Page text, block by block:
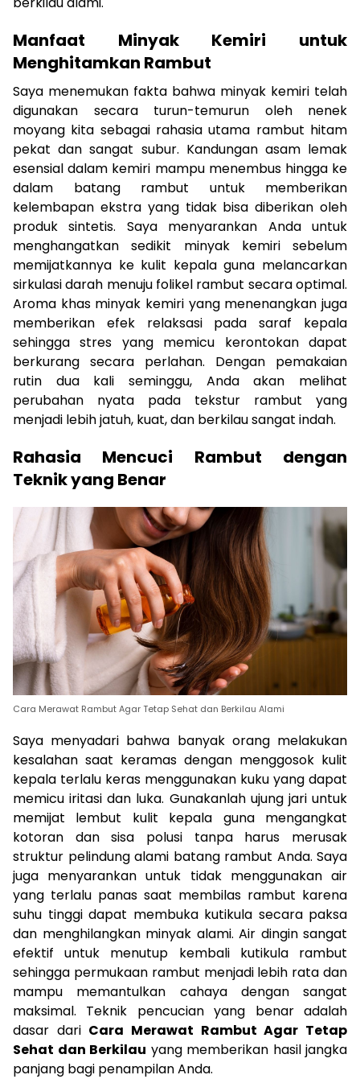
Manfaat Minyak Kemiri untuk
Menghitamkan Rambut
Saya menemukan fakta bahwa minyak kemiri telah
digunakan secara turun-temurun oleh nenek
moyang kita sebagai rahasia utama rambut hitam
pekat dan sangat subur. Kandungan asam lemak
esensial dalam kemiri mampu menembus hingga ke
dalam batang rambut untuk memberikan
kelembapan ekstra yang tidak bisa diberikan oleh
produk sintetis. Saya menyarankan Anda untuk
menghangatkan sedikit minyak kemiri sebelum
memijatkannya ke kulit kepala guna melancarkan
sirkulasi darah menuju folikel rambut secara optimal.
Aroma khas minyak kemiri yang menenangkan juga
memberikan efek relaksasi pada saraf kepala
sehingga stres yang memicu kerontokan dapat
berkurang secara perlahan. Dengan pemakaian
rutin dua kali seminggu, Anda akan melihat
perubahan nyata pada tekstur rambut yang
menjadi lebih jatuh, kuat, dan berkilau sangat indah.
Rahasia Mencuci Rambut dengan
Teknik yang Benar
Cara Merawat Rambut Agar Tetap Sehat dan Berkilau Alami
Saya menyadari bahwa banyak orang melakukan
kesalahan saat keramas dengan menggosok kulit
kepala terlalu keras menggunakan kuku yang dapat
memicu iritasi dan luka. Gunakanlah ujung jari untuk
memijat lembut kulit kepala guna mengangkat
kotoran dan sisa polusi tanpa harus merusak
struktur pelindung alami batang rambut Anda. Saya
juga menyarankan untuk tidak menggunakan air
yang terlalu panas saat membilas rambut karena
suhu tinggi dapat membuka kutikula secara paksa
dan menghilangkan minyak alami. Air dingin sangat
efektif untuk menutup kembali kutikula rambut
sehingga permukaan rambut menjadi lebih rata dan
mampu memantulkan cahaya dengan sangat
maksimal. Teknik pencucian yang benar adalah
dasar dari Cara Merawat Rambut Agar Tetap
Sehat dan Berkilau yang memberikan hasil jangka
panjang bagi penampilan Anda.